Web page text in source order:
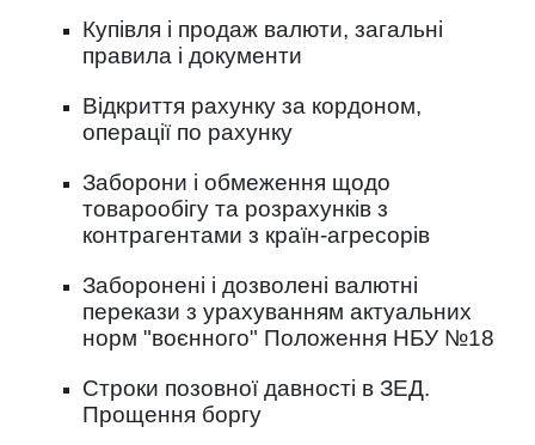
Купівля і продаж валюти, загальні
правила і документи
Відкриття рахунку за кордоном,
операції по рахунку
Заборони і обмеження щодо
товарообігу та розрахунків з
контрагентами з країн-агресорів
Заборонені і дозволені валютні
перекази з урахуванням актуальних
норм "воєнного" Положення НБУ №18
Строки позовної давності в ЗЕД.
Прощення боргу